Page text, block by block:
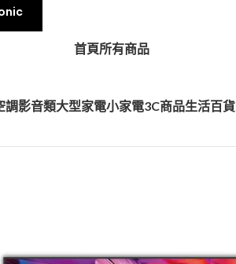
首頁所有商品
調影音類大型家電小家電3C商品生活百貨